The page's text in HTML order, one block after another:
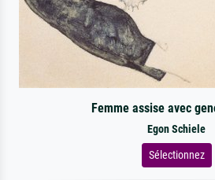
Femme assise avec
Egon Schiele
Sélectionnez